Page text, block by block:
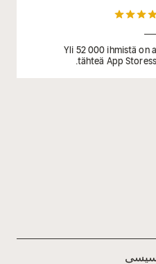
Yli 52 000 ihmistä on
tähteä App